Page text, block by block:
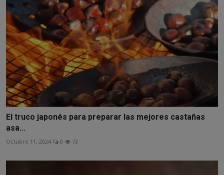
El truco japonés para preparar las mejores castañas
asa...
Octubre 11, 2024 0 73